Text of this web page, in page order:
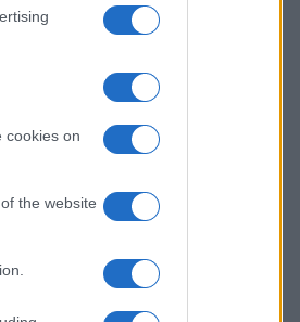
cookies on
the website